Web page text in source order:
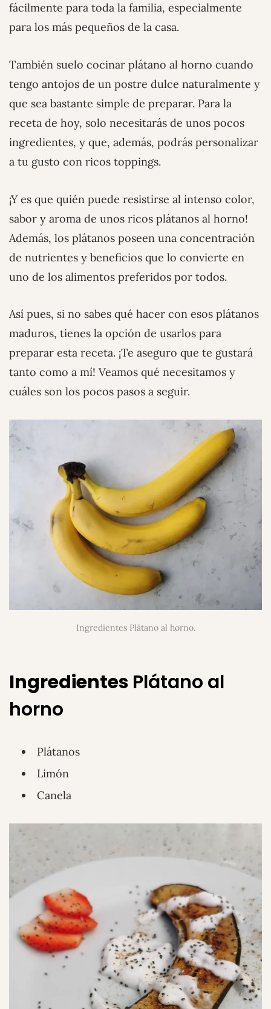
fácilmente para toda la familia, especialmente
para los más pequeños de la casa.
También suelo cocinar plátano al horno cuando
tengo antojos de un postre dulce naturalmente y
que sea bastante simple de preparar. Para la
receta de hoy, solo necesitarás de unos pocos
ingredientes, y que, además, podrás personalizar
a tu gusto con ricos toppings.
¡Y es que quién puede resistirse al intenso color,
sabor y aroma de unos ricos plátanos al horno!
Además, los plátanos poseen una concentración
de nutrientes y beneficios que lo convierte en
uno de los alimentos preferidos por todos.
Así pues, si no sabes qué hacer con esos plátanos
maduros, tienes la opción de usarlos para
preparar esta receta. ¡Te aseguro que te gustará
tanto como a mí! Veamos qué necesitamos y
cuáles son los pocos pasos a seguir.
Ingredientes Plátano al horno.
Ingredientes Plátano al
horno
Plátanos
Limón
Canela